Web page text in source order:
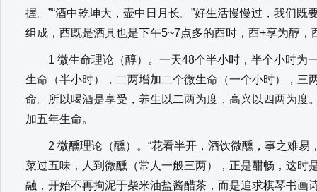
握。”“酒中乾坤大，壶中日月长。”好生活慢慢过，我们
组成，酉既是酒具也是下午5~7点多的酉时，酉+享为醇，
1 微生命理论（醇）。一天48个半小时，半个小时为
生命（半小时），二两增加二个微生命（一个小时），三
命。所以喝酒是享受，养生以二两为度，高兴以四两为度
加五年生命。
2 微醺理论（醺）。“花看半开，酒饮微醺，事之难易
菜过五味，人到微醺（常人一般三两），正是酣畅，这时
融，开始不再拘泥于柴米油盐酱醋茶，而是追求棋琴书画